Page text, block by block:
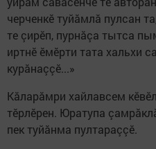
черченкӗ туйăмлă пулсан
те çирӗп, пурнăçа тытса
иртнӗ ӗмӗрти тата хальхи
курăнаççӗ...»
Кăларăмри хайлавсем
тӗрлӗрен. Юратупа
пек туйăнма пултараççӗ.